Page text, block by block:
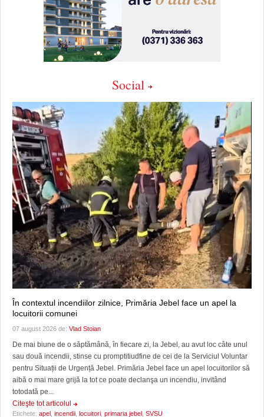
Social
În contextul incendiilor zilnice, Primăria Jebel face un apel la
locuitorii comunei
07 august 2026 de: Vlad Stoian
De mai biune de o săptămână, în fiecare zi, la Jebel, au avut loc câte unul
sau două incendii, stinse cu promptitiudfine de cei de la Serviciul Voluntar
pentru Situații de Urgență Jebel. Primăria Jebel face un apel locuitorilor să
aibă o mai mare grijă la tot ce poate declanşa un incendiu, invitând
totodată pe...
Citeşte tot articolul
Etichete: apel , incendii, locuitori, primaria jebel , SVSU